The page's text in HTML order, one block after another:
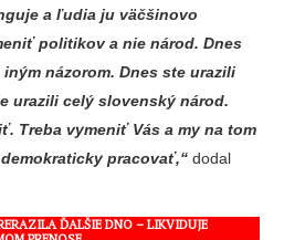
a ľudia ju väčšinovo
politikov a nie národ. Dnes
názorom. Dnes ste urazili
urazili celý slovenský národ.
Treba vymeniť Vás a my na tom
pracovať,“dodal
ĎALŠIE DNO – LIKVIDUJE